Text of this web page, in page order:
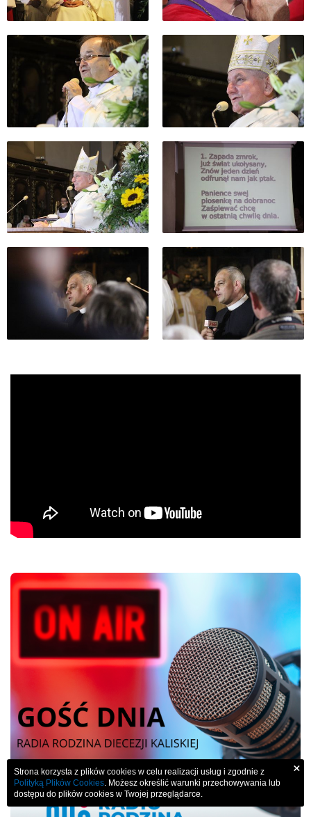
Strona korzysta z plików cookies w celu realizacji usług i zgodnie z
Polityką Plików Cookies. Możesz określić warunki przechowywania lub
dostępu do plików cookies w Twojej przeglądarce.
×